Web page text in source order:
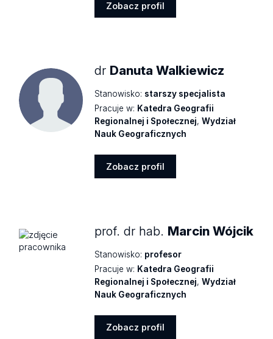
Zobacz profil
dr Danuta Walkiewicz
Stanowisko: starszy specjalista
Pracuje w: Katedra Geografii
Regionalnej i Społecznej,Wydział
Nauk Geograficznych
Zobacz profil
prof. dr hab. Marcin Wójcik
Stanowisko: profesor
Pracuje w: Katedra Geografii
Regionalnej i Społecznej,Wydział
Nauk Geograficznych
Zobacz profil